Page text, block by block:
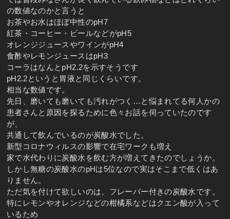
の数値なのかと言うと
お茶やお水はほぼ中性のpH7
紅茶・コーヒー・ビールなどがpH5
オレンジジュースやワインがpH4
食酢やレモンジュースはpH3
コーラはなんとpH2.2を示すそうです
pH2.2というと胃液と同じくらいです。
相当な数値です。
先日、磨いても磨いても汚れがつく…と悩まれてる何人かの
患者さんと原因を探るために色々お話を伺っていたのです
が、
共通して飲んでいるのが炭酸水でした。
新型コロナウィルスの影響で在宅ワークも増え
家で水代わりに炭酸水を飲む方が増えてきたのでしょうか。
しかし無糖の炭酸水のpHは5位なので実はそこまで低くはあ
りません。
ただ気を付けて欲しいのは、フレーバー付きの炭酸水です。
特にレモンやオレンジなどの柑橘系などはクエン酸が入って
いるため